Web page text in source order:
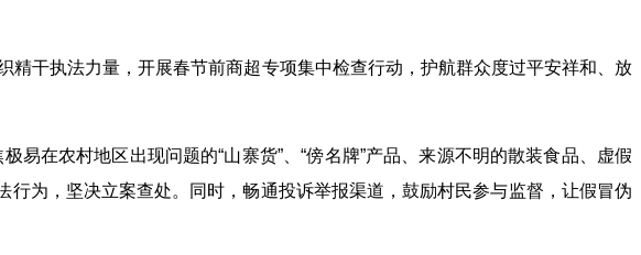
精干执法力量，开展春节前商超专项集中检查行动，护航群众度过平安祥和、放
在农村地区出现问题的“山寨货”、“傍名牌”产品、来源不明的散装食品、虚假
为，坚决立案查处。同时，畅通投诉举报渠道，鼓励村民参与监督，让假冒伪